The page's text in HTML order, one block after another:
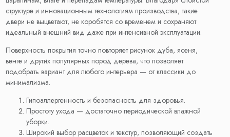
структуре и инновационным технологиям производства, такие
двери не выцветают, не коробятся со временем и сохраняют
идеальный внешний вид даже при интенсивной эксплуатации.
Поверхность покрытия точно повторяет рисунок дуба, ясеня,
венге и других популярных пород дерева, что позволяет
подобрать вариант для любого интерьера — от классики до
минимализма.
Гипоаллергенность и безопасность для здоровья.
Простоту ухода — достаточно периодической влажной
уборки.
Широкий выбор расцветок и текстур, позволяющий создать